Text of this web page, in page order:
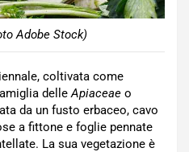
Adobe Stock)
coltivata come
delleApiaceae o
da un fusto erbaceo, cavo
a fittone e foglie pennate
La sua vegetazione è